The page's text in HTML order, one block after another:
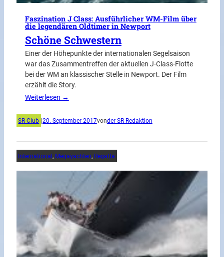
Faszination J Class: Ausführlicher WM-Film über
die legendären Oldtimer in Newport
Schöne Schwestern
Einer der Höhepunkte der internationalen Segelsaison
war das Zusammentreffen der aktuellen J-Class-Flotte
bei der WM an klassischer Stelle in Newport. Der Film
erzählt die Story.
Weiterlesen →
SR Club |20. September 2017vonder SR Redaktion
International, Megayachten, Regatta